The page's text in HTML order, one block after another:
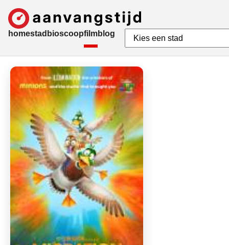
homestad bioscoopfilmblog